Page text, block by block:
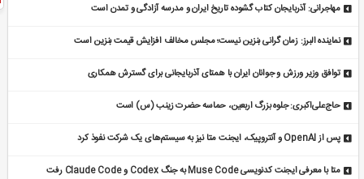
مهاجرانی: آذربایجان کتاب گشوده تاریخ ایران و مدرسه آزادگی و تمدن است
نماینده البرز: زمان گرانی بنزین نیست؛ مجلس مخالف افزایش قیمت بنزین است
توافق وزیر ورزش و جوانان ایران با همتای آذربایجانی برای گسترش همکاری
حاج‌علی‌اکبری: جلوه بزرگ اربعین، حماسه حضرت زینب (س) است
پس از OpenAI و آنتروپیک، ایجنت متا نیز به سیستم‌های یک شرکت نفوذ کرد
متا با معرفی ایجنت کدنویسی Muse Code به جنگ Codex و Claude Code رفت